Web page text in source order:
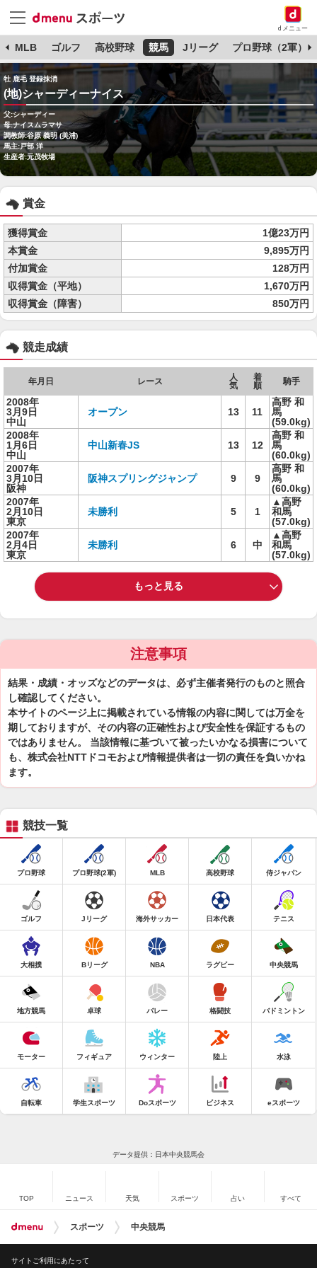
dメニュー
MLB ゴルフ 高校野球 競馬 Jリーグ プロ野球（2軍）
牡 鹿毛 登録抹消
(地)シャーディーナイス
父:シャーディー
母:ナイスムラマサ
調教師:谷原 義明 (美浦)
馬主:戸部 洋
生産者:元茂牧場
賞金
獲得賞金
1億23万円
本賞金
9,895万円
付加賞金
128万円
収得賞金（平地）
1,670万円
収得賞金（障害）
850万円
競走成績
年月日 レース
人
気
着
順
騎手
2008年
3月9日
中山
オープン 13 11
高野 和
馬
(59.0kg)
2008年
1月6日
中山
中山新春JS 13 12
高野 和
馬
(60.0kg)
2007年
3月10日
阪神
阪神スプリングジャンプ 9 9
高野 和
馬
(60.0kg)
2007年
2月10日
東京
未勝利 5 1
▲高野
和馬
(57.0kg)
2007年
2月4日
東京
未勝利 6 中
▲高野
和馬
(57.0kg)
もっと見る
注意事項
結果・成績・オッズなどのデータは、必ず主催者発行のものと照合
し確認してください。
本サイトのページ上に掲載されている情報の内容に関しては万全を
期しておりますが、その内容の正確性および安全性を保証するもの
ではありません。 当該情報に基づいて被ったいかなる損害について
も、株式会社NTTドコモおよび情報提供者は一切の責任を負いかね
ます。
競技一覧
プロ野球 プロ野球(2軍) MLB 高校野球 侍ジャパン
ゴルフ Jリーグ 海外サッカー 日本代表 テニス
大相撲 Bリーグ NBA ラグビー 中央競馬
地方競馬 卓球 バレー 格闘技 バドミントン
モーター フィギュア ウィンター 陸上 水泳
自転車 学生スポーツ Doスポーツ ビジネス eスポーツ
データ提供：日本中央競馬会
TOP ニュース 天気 スポーツ 占い すべて
スポーツ 中央競馬
サイトご利用にあたって